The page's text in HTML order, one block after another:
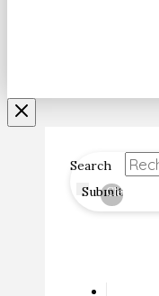
Search
Submit
Clear